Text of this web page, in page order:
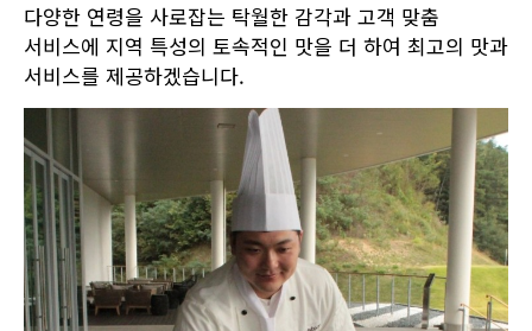
다양한 연령을 사로잡는 탁월한 감각과 고객 맞춤
서비스에 지역 특성의 토속적인 맛을 더 하여 최고의 맛과
서비스를 제공하겠습니다.